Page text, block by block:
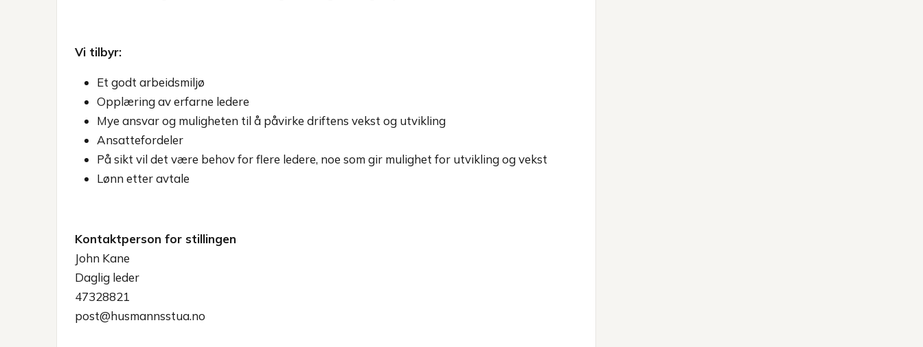
Vi tilbyr:
Et godt arbeidsmiljø
Opplæring av erfarne ledere
Mye ansvar og muligheten til å påvirke driftens vekst og utvikling
Ansattefordeler
På sikt vil det være behov for flere ledere, noe som gir mulighet for utvikling og vekst
Lønn etter avtale
Kontaktperson for stillingen
John Kane
Daglig leder
47328821
post@husmannsstua.no